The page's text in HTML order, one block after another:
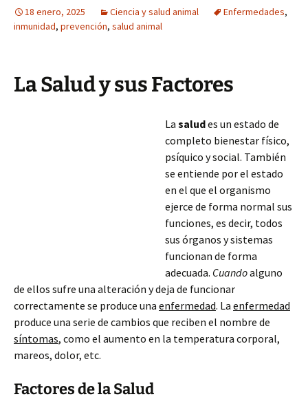
18 enero, 2025 Ciencia y salud animal Enfermedades,
inmunidad, prevención, salud animal
La Salud y sus Factores
La saludes un estado de
completo bienestar físico,
psíquico y social. También
se entiende por el estado
en el que el organismo
ejerce de forma normal sus
funciones, es decir, todos
sus órganos y sistemas
funcionan de forma
adecuada. Cuandoalguno
de ellos sufre una alteración y deja de funcionar
correctamente se produce una enfermedad. La enfermedad
produce una serie de cambios que reciben el nombre de
síntomas, como el aumento en la temperatura corporal,
mareos, dolor, etc.
Factores de la Salud